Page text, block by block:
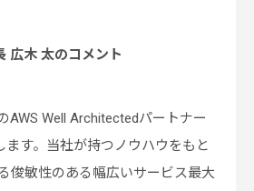
広木 太のコメント
AWS Well Architectedパートナー
ます。当社が持つノウハウをもと
俊敏性のある幅広いサービス最大